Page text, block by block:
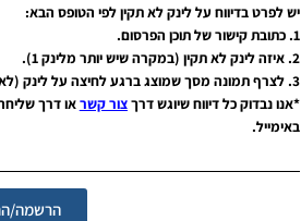
יש לפרט בדיווח על לינק לא תקין לפי הטופס הבא:
1. כתובת קישור של תוכן הפרסום.
2. איזה לינק לא תקין (במקרה שיש יותר מלינק 1).
3. לצרף תמונה מסך שמוצג ברגע לחיצה על לינק (לא חובה אבל יעזור מאוד).
*אנו נבדוק כל דיווח שיוגש דרךצור קשראו דרך
באימייל.
הרשמה/